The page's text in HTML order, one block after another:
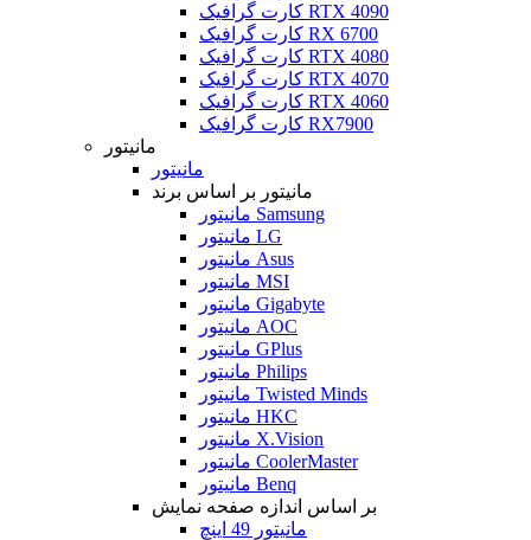
کارت گرافیک RTX 4090
کارت گرافیک RX 6700
کارت گرافیک RTX 4080
کارت گرافیک RTX 4070
کارت گرافیک RTX 4060
کارت گرافیک RX7900
مانیتور
مانیتور
مانیتور بر اساس برند
مانیتور Samsung
مانیتور LG
مانیتور Asus
مانیتور MSI
مانیتور Gigabyte
مانیتور AOC
مانیتور GPlus
مانیتور Philips
مانیتور Twisted Minds
مانیتور HKC
مانیتور X.Vision
مانیتور CoolerMaster
مانیتور Benq
بر اساس اندازه صفحه نمایش
مانیتور 49 اینچ